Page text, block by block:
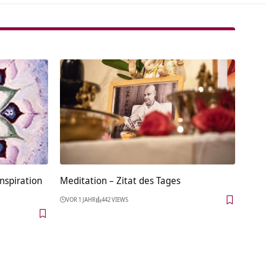
Meditation – Zitat des Tages
VOR 1 JAHR 442 VIEWS